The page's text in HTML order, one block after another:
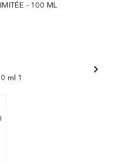
- 100 ML